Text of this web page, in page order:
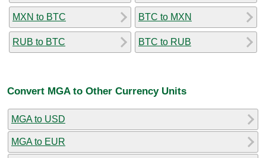
MXN to BTC
RUB to BTC
BTC to MXN
BTC to RUB
Convert MGA to Other Currency Units
MGA to USD
MGA to EUR